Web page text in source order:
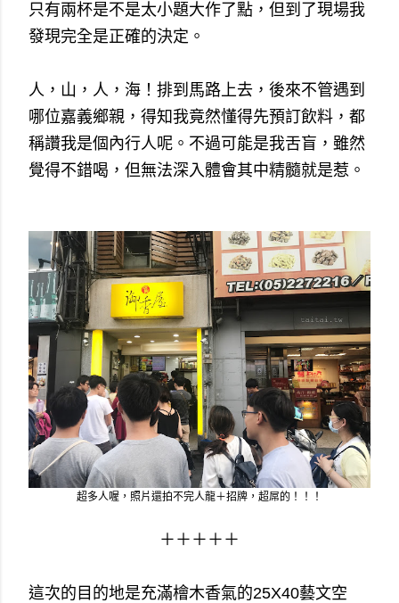
只有兩杯是不是太小題大作了點，但到了現場我
發現完全是正確的決定。
人，山，人，海！排到馬路上去，後來不管遇到
哪位嘉義鄉親，得知我竟然懂得先預訂飲料，都
稱讚我是個內行人呢。不過可能是我舌盲，雖然
覺得不錯喝，但無法深入體會其中精髓就是惹。
超多人喔，照片還拍不完人龍＋招牌，超屌的！！！
＋＋＋＋＋
這次的目的地是充滿檜木香氣的25X40藝文空